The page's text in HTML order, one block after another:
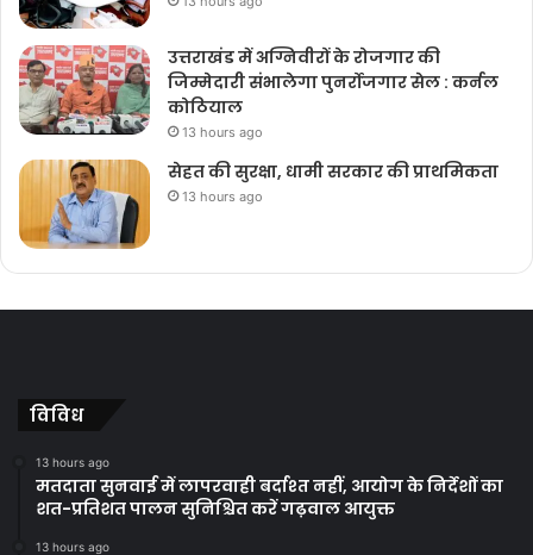
उत्तराखंड में अग्निवीरों के रोजगार की
जिम्मेदारी संभालेगा पुनर्रोजगार सेल : कर्नल
कोठियाल
13 hours ago
सेहत की सुरक्षा, धामी सरकार की प्राथमिकता
13 hours ago
विविध
13 hours ago
मतदाता सुनवाई में लापरवाही बर्दाश्त नहीं, आयोग के निर्देशों का
शत-प्रतिशत पालन सुनिश्चित करें गढ़वाल आयुक्त
13 hours ago